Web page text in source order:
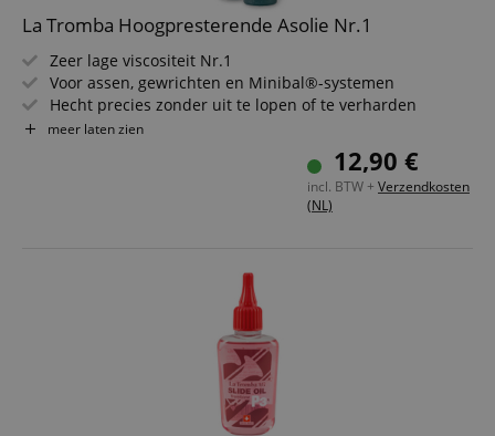
La Tromba Hoogpresterende Asolie Nr.1
Zeer lage viscositeit Nr.1
Voor assen, gewrichten en Minibal®-systemen
Hecht precies zonder uit te lopen of te verharden
Dempt geluiden en verbetert het speelgevoel
13 ml inhoud met praktische applicator
meer laten zien
12,90 €
incl. BTW + Verzendkosten
(NL)